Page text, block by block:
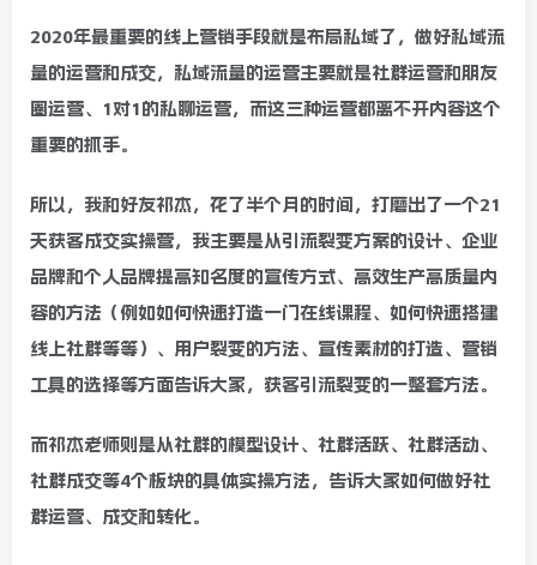
2020年最重要的线上营销手段就是布局私域了，做好私域流
量的运营和成交，私域流量的运营主要就是社群运营和朋友
圈运营、1对1的私聊运营，而这三种运营都离不开内容这个
重要的抓手。
所以，我和好友祁杰，花了半个月的时间，打磨出了一个21
天获客成交实操营，我主要是从引流裂变方案的设计、企业
品牌和个人品牌提高知名度的宣传方式、高效生产高质量内
容的方法（例如如何快速打造一门在线课程、如何快速搭建
线上社群等等）、用户裂变的方法、宣传素材的打造、营销
工具的选择等方面告诉大家，获客引流裂变的一整套方法。
而祁杰老师则是从社群的模型设计、社群活跃、社群活动、
社群成交等4个板块的具体实操方法，告诉大家如何做好社
群运营、成交和转化。